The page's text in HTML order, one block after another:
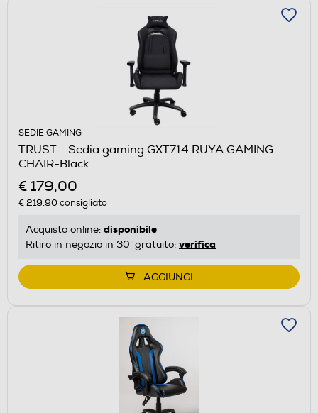
SEDIE GAMING
TRUST - Sedia gaming GXT714 RUYA GAMING
CHAIR-Black
€ 179,00
€ 219,90consigliato
Acquisto online: disponibile
Ritiro in negozio in 30' gratuito: verifica
AGGIUNGI